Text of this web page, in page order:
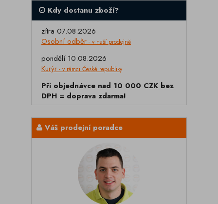
Kdy dostanu zboží?
zítra 07.08.2026
Osobní odběr - v naší prodejně
pondělí 10.08.2026
Kurýr - v rámci České republiky
Při objednávce nad 10 000 CZK bez
DPH = doprava zdarma!
Váš prodejní poradce